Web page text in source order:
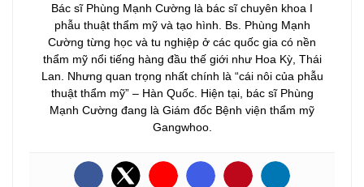
Bác sĩ Phùng Mạnh Cường là bác sĩ chuyên khoa I
phẫu thuật thẩm mỹ và tạo hình. Bs. Phùng Mạnh
Cường từng học và tu nghiệp ở các quốc gia có nền
thẩm mỹ nổi tiếng hàng đầu thế giới như Hoa Kỳ, Thái
Lan. Nhưng quan trọng nhất chính là “cái nôi của phẫu
thuật thẩm mỹ” – Hàn Quốc. Hiện tại, bác sĩ Phùng
Mạnh Cường đang là Giám đốc Bệnh viện thẩm mỹ
Gangwhoo.